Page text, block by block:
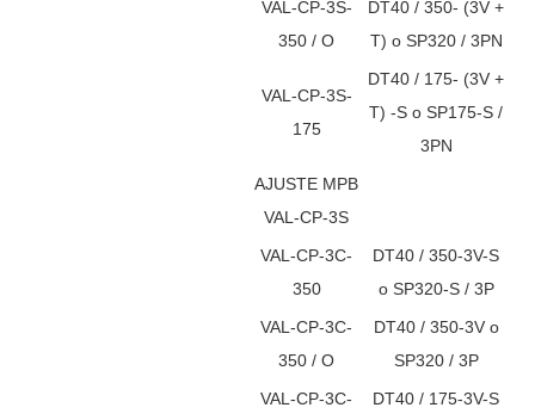
VAL-CP-3S-
350 / O
DT40 / 350- (3V +
T) o SP320 / 3PN
VAL-CP-3S-
175
DT40 / 175- (3V +
T) -S o SP175-S /
3PN
AJUSTE MPB
VAL-CP-3S
VAL-CP-3C-
350
DT40 / 350-3V-S
o SP320-S / 3P
VAL-CP-3C-
350 / O
DT40 / 350-3V o
SP320 / 3P
VAL-CP-3C-
DT40 / 175-3V-S